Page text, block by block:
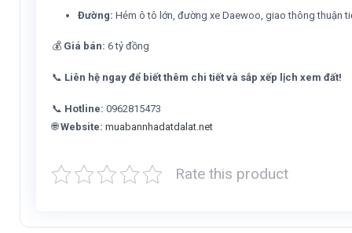
Đường: Hẻm ô tô lớn, đường xe Daewoo, giao thông thuận
💰 Giá bán: 6 tỷ đồng
📞 Liên hệ ngay để biết thêm chi tiết và sắp xếp lịch xem đất!
📞 Hotline: 0962815473
🌐Website: muabannhadatdalat.net
Rate this product